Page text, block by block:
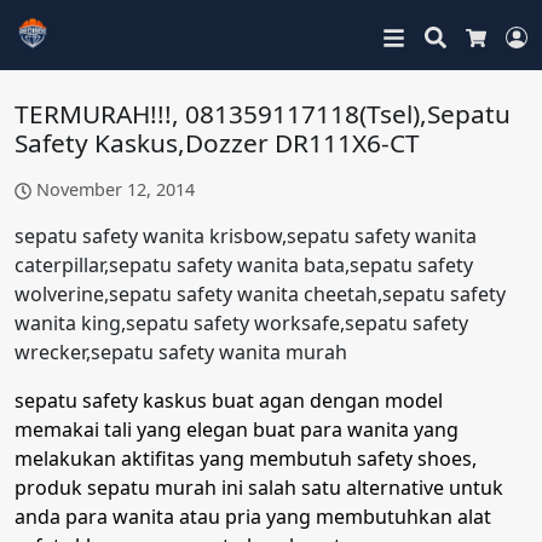
Search
Cart
TERMURAH!!!, 081359117118(Tsel),Sepatu
Safety Kaskus,Dozzer DR111X6-CT
November 12, 2014
sepatu safety wanita krisbow,sepatu safety wanita
caterpillar,sepatu safety wanita bata,sepatu safety
wolverine,sepatu safety wanita cheetah,sepatu safety
wanita king,sepatu safety worksafe,sepatu safety
wrecker,sepatu safety wanita murah
sepatu safety kaskus buat agan dengan model
memakai tali yang elegan buat para wanita yang
melakukan aktifitas yang membutuh safety shoes,
produk sepatu murah ini salah satu alternative untuk
anda para wanita atau pria yang membutuhkan alat